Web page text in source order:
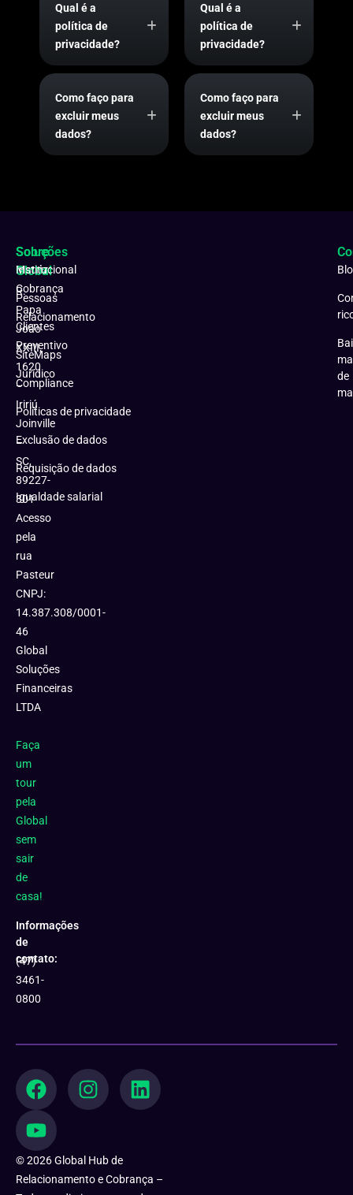
Qual é a
política de
privacidade?
Como faço para
excluir meus
dados?
Qual é a
política de
privacidade?
Como faço para
excluir meus
dados?
Matriz:
R.
Papa
João
XXIII,
1620
–
Iririú
Joinville
–
SC,
89227-
301
Acesso
pela
rua
Pasteur
CNPJ:
14.387.308/0001-
46
Global
Soluções
Financeiras
LTDA
Faça
um
tour
pela
Global
sem
sair
de
casa!
Informações
de
contato:
(47)
3461-
0800
Soluções
Global
Cobrança
Relacionamento
Preventivo
Jurídico
Sobre
Institucional
Pessoas
Clientes
SiteMaps
Compliance
Políticas de privacidade
Exclusão de dados
Requisição de dados
Igualdade salarial
de
F
a
c
e
b
o
I
n
a
g
L
i
d
Y
o
u
t
u
b
© 2026 Global Hub de
Relacionamento e Cobrança –